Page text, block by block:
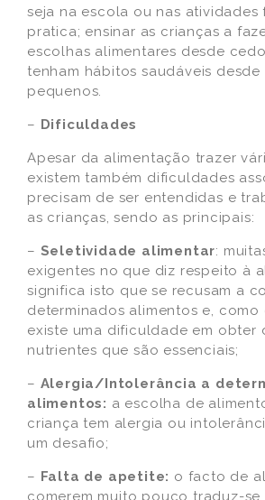
seja na escola ou nas atividades
pratica; ensinar as crianças a
escolhas alimentares desde
tenham hábitos saudáveis desde
pequenos.
– Dificuldades
Apesar da alimentação trazer
existem também dificuldades
precisam de ser entendidas e
as crianças, sendo as principais:
– Seletividade alimentar:
exigentes no que diz respeito à
significa isto que se recusam a
determinados alimentos e, como
existe uma dificuldade em obter
nutrientes que são essenciais;
– Alergia/Intolerância a
alimentos: a escolha de
criança tem alergia ou
um desafio;
– Falta de apetite: o facto de
comerem muito pouco traduz-se